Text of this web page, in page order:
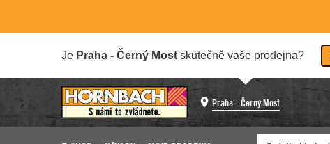
Je Praha - Černý Most skutečně vaše prodejna?
Praha - Černý Most